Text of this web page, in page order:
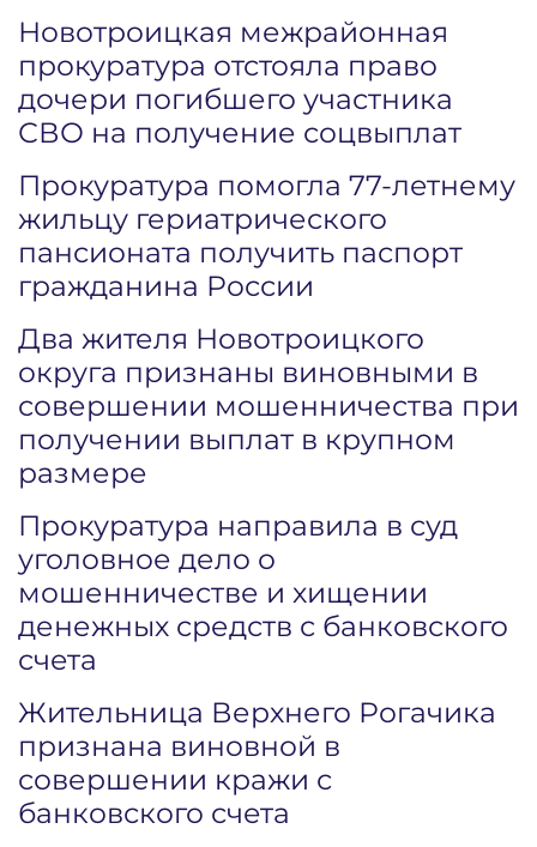
Новотроицкая межрайонная
прокуратура отстояла право
дочери погибшего участника
СВО на получение соцвыплат
Прокуратура помогла 77-летнему
жильцу гериатрического
пансионата получить паспорт
гражданина России
Два жителя Новотроицкого
округа признаны виновными в
совершении мошенничества при
получении выплат в крупном
размере
Прокуратура направила в суд
уголовное дело о
мошенничестве и хищении
денежных средств с банковского
счета
Жительница Верхнего Рогачика
признана виновной в
совершении кражи с
банковского счета